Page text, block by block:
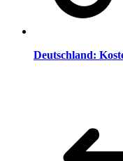
Deutschland: